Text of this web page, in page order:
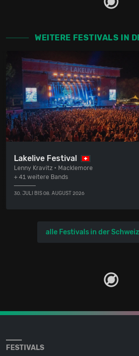
WEITERE FESTIVALS IN
Lakelive Festival
Lenny Kravitz • Macklemore
+ 41 weitere Bands
30. JULI BIS 08. AUGUST 2026
alle Festivals in der
FESTIVALS